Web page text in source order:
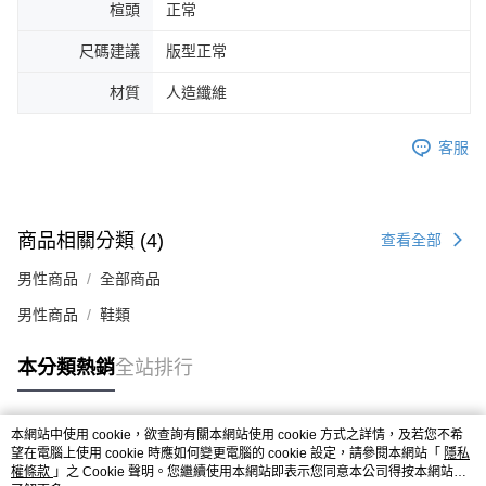
４．使用「AFTEE先享後付」時，將依據個別帳號之用戶狀況，依本公司即
請求用戶進行身份認證。
恩沛科技股份有限公司將有權停止該用戶之使用額度並採取法律行動。
楦頭 正常
尺碼建議 版型正常
材質 人造纖維
客服
商品相關分類 (4) 查看全部
男性商品 全部商品
男性商品 鞋類
本分類熱銷全站排行
熱門標籤
本網站中使用 cookie，欲查詢有關本網站使用 cookie 方式之詳情，及若您不希
望在電腦上使用 cookie 時應如何變更電腦的 cookie 設定，請參閱本網站「 隱私
權條款 」之 Cookie 聲明。您繼續使用本網站即表示您同意本公司得按本網站使